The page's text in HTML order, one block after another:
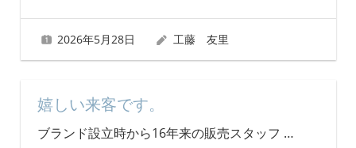
2026年5月28日 工藤 友里
嬉しい来客です。
ブランド設立時から16年来の販売スタッフ …